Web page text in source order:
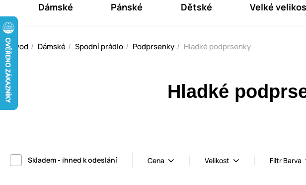
Dámské Pánské Dětské Velké
Úvod Dámské Spodní prádlo Podprsenky Hladké podprsenky
Hladké
Skladem - ihned k odeslání Cena Velikost Filtr Barva